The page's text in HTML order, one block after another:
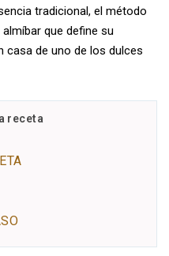
tradicional, el método
que define su
casa de uno de los dulces
receta